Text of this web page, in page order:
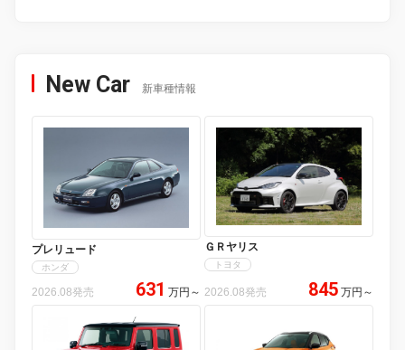
New Car 新車種情報
プレリュード
ホンダ
2026.08発売 631 万円 ～
ＧＲヤリス
トヨタ
2026.08発売 845 万円 ～